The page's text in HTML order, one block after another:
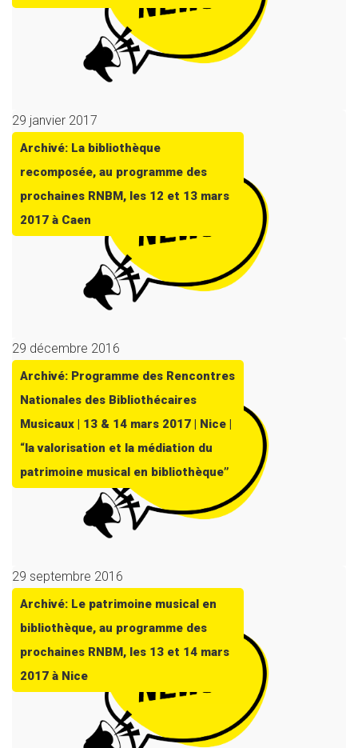
29 janvier 2017
Archivé: La bibliothèque
recomposée, au programme des
prochaines RNBM, les 12 et 13 mars
2017 à Caen
29 décembre 2016
Archivé: Programme des Rencontres
Nationales des Bibliothécaires
Musicaux | 13 & 14 mars 2017 | Nice |
“la valorisation et la médiation du
patrimoine musical en bibliothèque”
29 septembre 2016
Archivé: Le patrimoine musical en
bibliothèque, au programme des
prochaines RNBM, les 13 et 14 mars
2017 à Nice